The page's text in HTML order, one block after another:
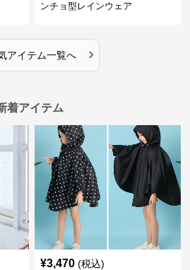
ンチョ型レインウェア
アイテム一覧へ ›
着アイテム
¥3,470 (税込)